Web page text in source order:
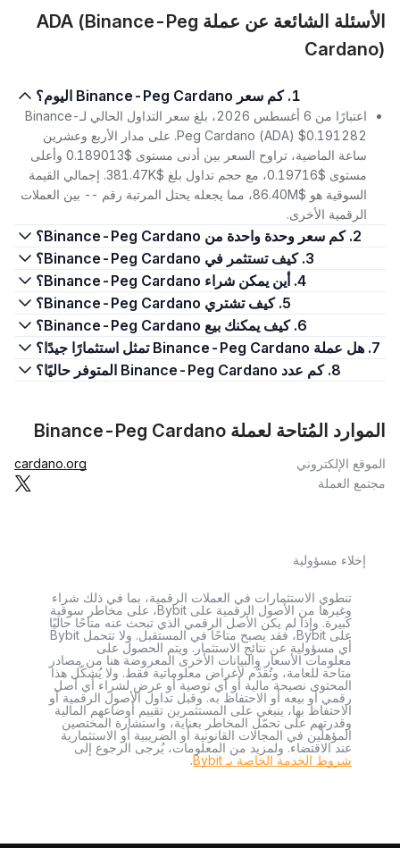
الأسئلة الشائعة عن عملة ADA (Binance-Peg
Cardano)
1. كم سعر Binance-Peg Cardano اليوم؟
اعتبارًا من 6 أغسطس 2026، بلغ سعر التداول الحالي لـBinance-
Peg Cardano (ADA) $0.191282. على مدار الأربع وعشرين
ساعة الماضية، تراوح السعر بين أدنى مستوى $0.189013 وأعلى
مستوى $0.19716، مع حجم تداول بلغ $381.47K. إجمالي القيمة
السوقية هو $86.40M، مما يجعله يحتل المرتبة رقم -- بين العملات
الرقمية الأخرى.
2. كم سعر وحدة واحدة من Binance-Peg Cardano؟
3. كيف تستثمر في Binance-Peg Cardano؟
4. أين يمكن شراء Binance-Peg Cardano؟
5. كيف تشتري Binance-Peg Cardano؟
6. كيف يمكنك بيع Binance-Peg Cardano؟
7. هل عملة Binance-Peg Cardano تمثل استثمارًا جيدًا؟
8. كم عدد Binance-Peg Cardano المتوفر حاليًا؟
الموارد المُتاحة لعملة Binance-Peg Cardano
الموقع الإلكتروني
cardano.org
مجتمع العملة
إخلاء مسؤولية
تنطوي الاستثمارات في العملات الرقمية، بما في ذلك شراء
وغيرها من الأصول الرقمية على Bybit، على مخاطر سوقية
كبيرة. وإذا لم يكن الأصل الرقمي الذي تبحث عنه متاحًا حاليًا
على Bybit، فقد يصبح متاحًا في المستقبل. ولا تتحمل Bybit
أي مسؤولية عن نتائج الاستثمار. ويتم الحصول على
معلومات الأسعار والبيانات الأخرى المعروضة هنا من مصادر
متاحة للعامة، وتُقدَّم لأغراض معلوماتية فقط. ولا يُشكّل هذا
المحتوى نصيحة مالية أو أي توصية أو عرض لشراء أي أصل
رقمي أو بيعه أو الاحتفاظ به. وقبل تداول الأصول الرقمية أو
الاحتفاظ بها، ينبغي على المستثمرين تقييم أوضاعهم المالية
وقدرتهم على تحمّل المخاطر بعناية، واستشارة المختصين
المؤهلين في المجالات القانونية أو الضريبية أو الاستثمارية
عند الاقتضاء. ولمزيد من المعلومات، يُرجى الرجوع إلى
شروط الخدمة الخاصة بـ Bybit
.